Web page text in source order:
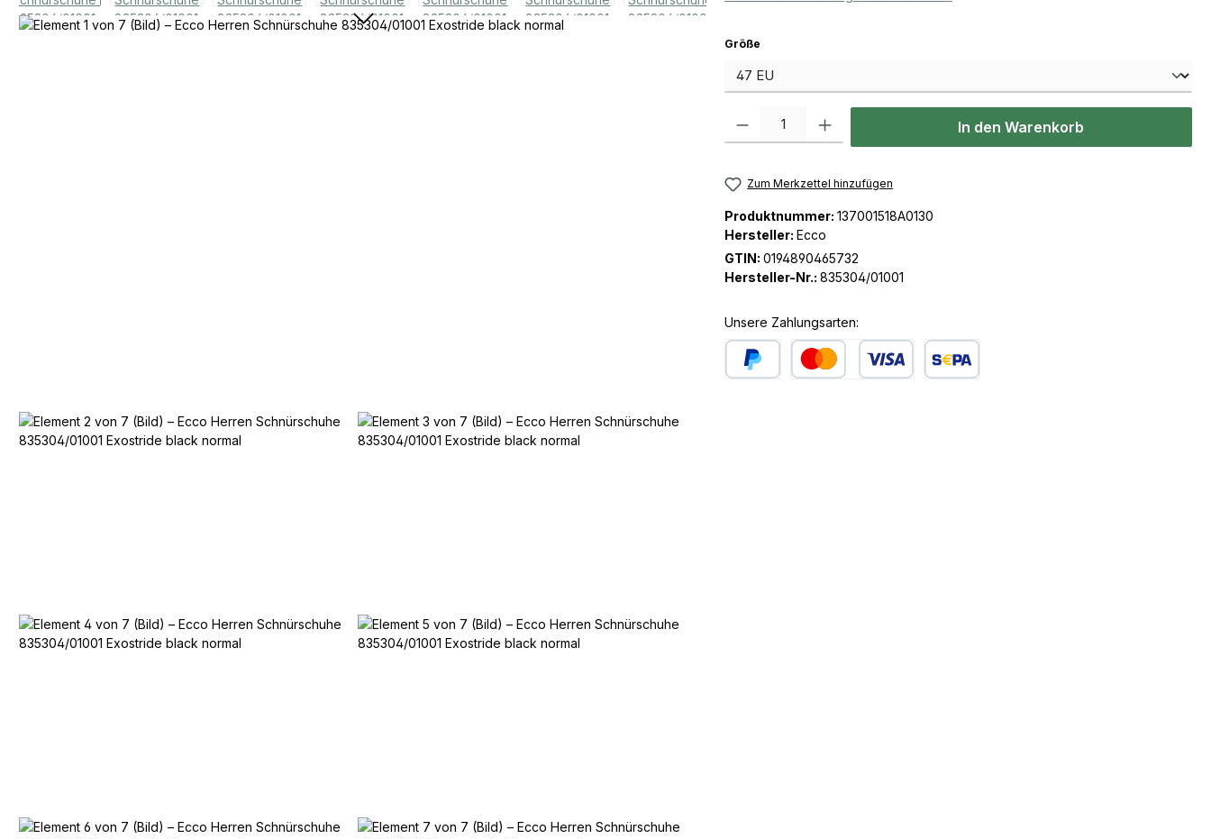
Größeauswählen
Produkt Anzahl: Gib den gewünschten Wert ein oder benutze die Schaltflächen
In den Warenkorb
Zum Merkzettel hinzufügen
Produktnummer: 137001518A0130
Hersteller: Ecco
GTIN: 0194890465732
Hersteller-Nr.: 835304/01001
Unsere Zahlungsarten: